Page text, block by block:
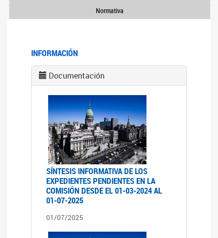
Normativa
INFORMACIÓN
Documentación
SÍNTESIS INFORMATIVA DE LOS
EXPEDIENTES PENDIENTES EN LA
COMISIÓN DESDE EL 01-03-2024 AL
01-07-2025
01/07/2025